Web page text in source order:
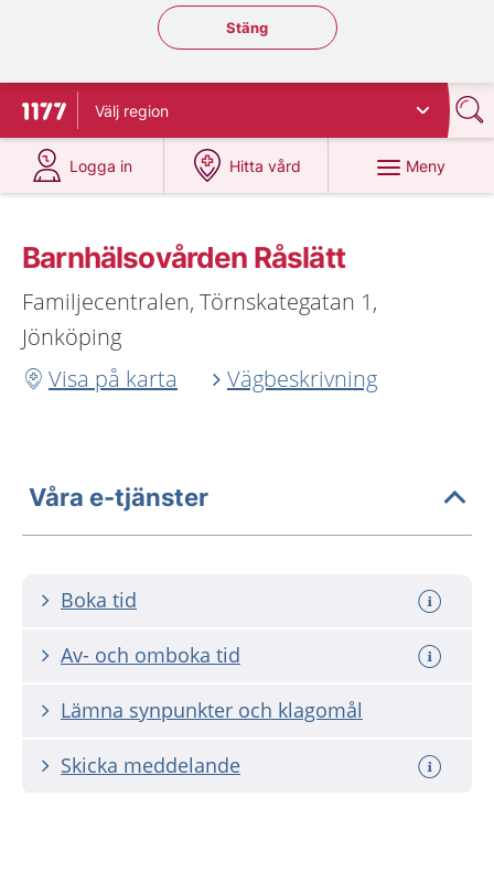
Stäng regionsväljaren
Stäng
Till startsidan för 1177
Välj region
Logga in
på 1177.se
Hitta vård
på 1177.se
Meny
Barnhälsovården Råslätt
Familjecentralen, Törnskategatan 1,
Jönköping
Visa på karta
Vägbeskrivning
Våra e-tjänster
Boka tid
Av- och omboka tid
Lämna synpunkter och klagomål
Skicka meddelande